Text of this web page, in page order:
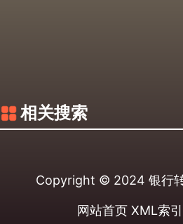
相关搜索
Copyright © 2024 银行
网站首页 XML索引